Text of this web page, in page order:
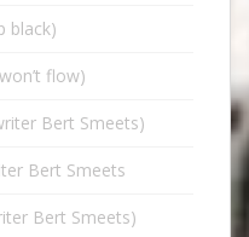
black)
flow)
Bert Smeets)
Bert Smeets
Bert Smeets)